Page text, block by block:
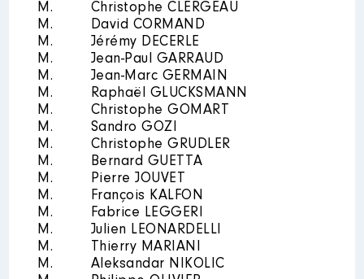
2017 0 €
2018
0 €
2019
0 €
2020
0 €
Net
2021
0 €
Net
2022
0 €
Net
2023
0 €
Net
2024
0 €
Description: Contribuer au
débat public sur les enjeux
politiques français et européens
Mandat: Conseiller
communautaire - Intercommunalité
de Versailles Grand Parc │ de :
01/2019 à 06/2020
Rémunération ou gratification
Année Montant
2019 541 €
2020
335 €
M.
Christophe CLERGEAU
M.
David CORMAND
M.
Jérémy DECERLE
M.
Jean-Paul GARRAUD
M.
Jean-Marc GERMAIN
M.
Raphaël GLUCKSMANN
M.
Christophe GOMART
M.
Sandro GOZI
M.
Christophe GRUDLER
M.
Bernard GUETTA
M.
Pierre JOUVET
M.
François KALFON
M.
Fabrice LEGGERI
M.
Julien LEONARDELLI
M.
Thierry MARIANI
M.
Aleksandar NIKOLIC